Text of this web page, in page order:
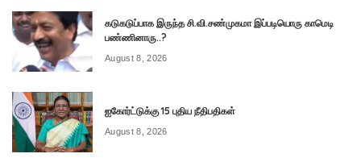
கடுகடுப்பாக இருந்த சி.வி.சண்முகமா இப்படியொரு காமெடி
பண்ணினாரு..?
August 8, 2026
ஐகோர்ட்டுக்கு 15 புதிய நீதிபதிகள்
August 8, 2026